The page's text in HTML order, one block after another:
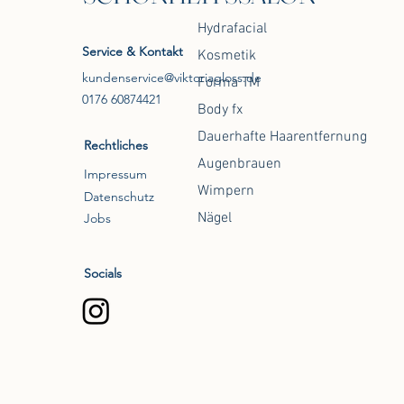
Service & Kontakt
kundenservice@viktoriagloss.de
0176 60874421
Rechtliches
Impressum
Datenschutz
Jobs
Socials
Hydrafacial
Kosmetik
Forma TM
Body fx
Dauerhafte Haarentfernung
Augenbrauen
Wimpern
Nägel